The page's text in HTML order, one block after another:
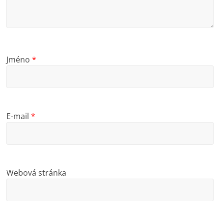
Jméno*
E-mail*
Webová stránka